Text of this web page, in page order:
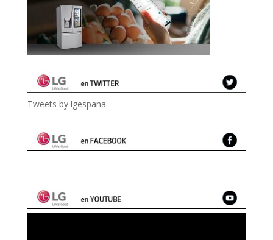
Tweets by lgespana